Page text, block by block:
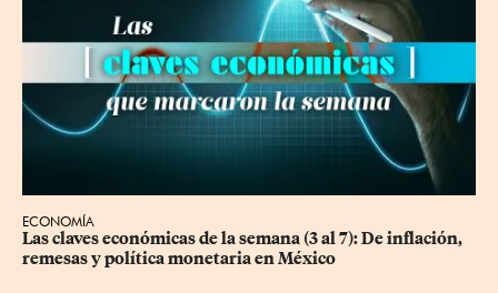
ECONOMÍA
Las claves económicas de la semana (3 al 7): De inflación,
remesas y política monetaria en México